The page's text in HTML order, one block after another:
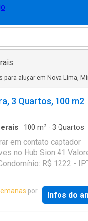
para alugar em Nova Lima,
3 Quartos, 100 m2
· 100 m² · 3 Quartos ·
em contato captador
no Hub Sion 41
R$ 1222 -
receberá uma
os próximos
O QuintoAndar
por
Infos do